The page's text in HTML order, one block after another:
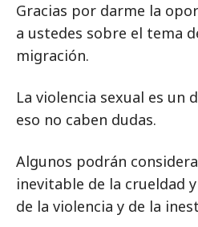
Gracias por darme la
a ustedes sobre el tema
migración.
La violencia sexual es un
eso no caben dudas.
Algunos podrán
inevitable de la crueldad
de la violencia y de la